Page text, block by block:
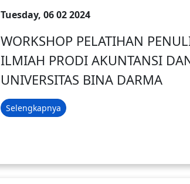
Tuesday, 06 02 2024
WORKSHOP PELATIHAN
ILMIAH PRODI AKUNTANSI
UNIVERSITAS BINA DARMA
Selengkapnya